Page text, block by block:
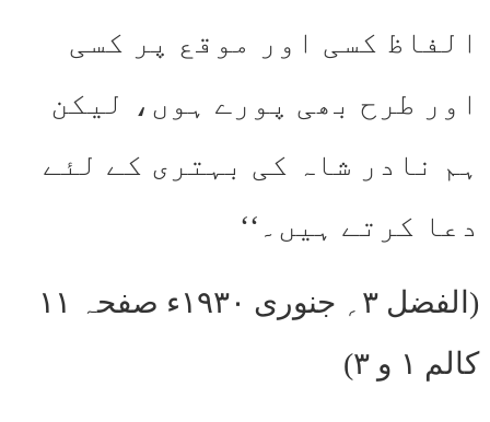
الفاظ کسی اور موقع پر کسی
اور طرح بھی پورے ہوں، لیکن
ہم نادر شاہ کی بہتری کے لئے
دعا کرتے ہیں۔‘‘
(الفضل ۳؍ جنوری ۱۹۳۰ء صفحہ ۱۱
کالم ۱ و ۳)